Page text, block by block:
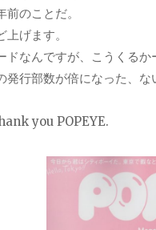
のことだ。
げます。
ドなんですが、こうくる
発行部数が倍になった、
you POPEYE.